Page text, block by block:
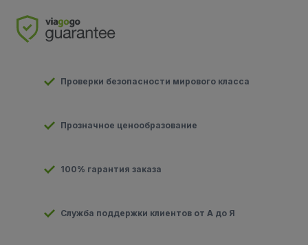
Проверки безопасности мирового класса
Прозначное ценообразование
100% гарантия заказа
Служба поддержки клиентов от А до Я